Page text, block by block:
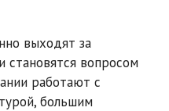
выходят за
становятся вопросом
работают с
большим